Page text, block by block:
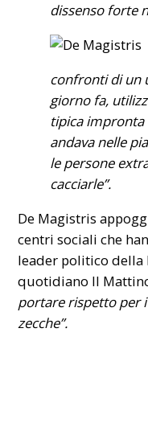
dissenso forte
confronti di un
giorno fa,
tipica impronta
andava nelle
le persone
cacciarle”.
De Magistris
centri sociali che
leader politico della
quotidiano Il
portare rispetto per
zecche”.